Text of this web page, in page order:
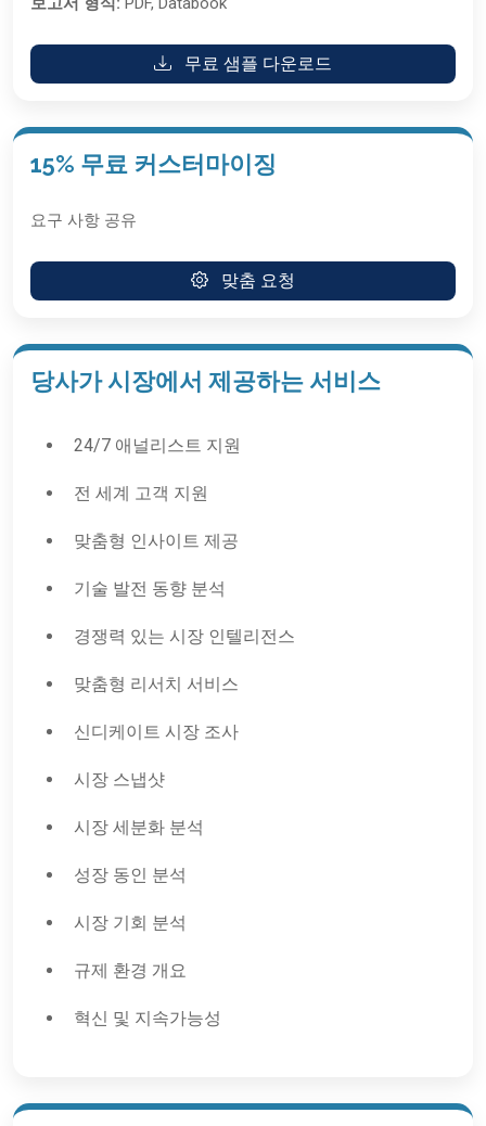
무료 샘플 다운로드
15% 무료 커스터마이징
요구 사항 공유
맞춤 요청
당사가 시장에서 제공하는 서비스
24/7 애널리스트 지원
전 세계 고객 지원
맞춤형 인사이트 제공
기술 발전 동향 분석
경쟁력 있는 시장 인텔리전스
맞춤형 리서치 서비스
신디케이트 시장 조사
시장 스냅샷
시장 세분화 분석
성장 동인 분석
시장 기회 분석
규제 환경 개요
혁신 및 지속가능성